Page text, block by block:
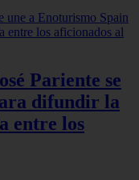
Pariente se
difundir la
entre los